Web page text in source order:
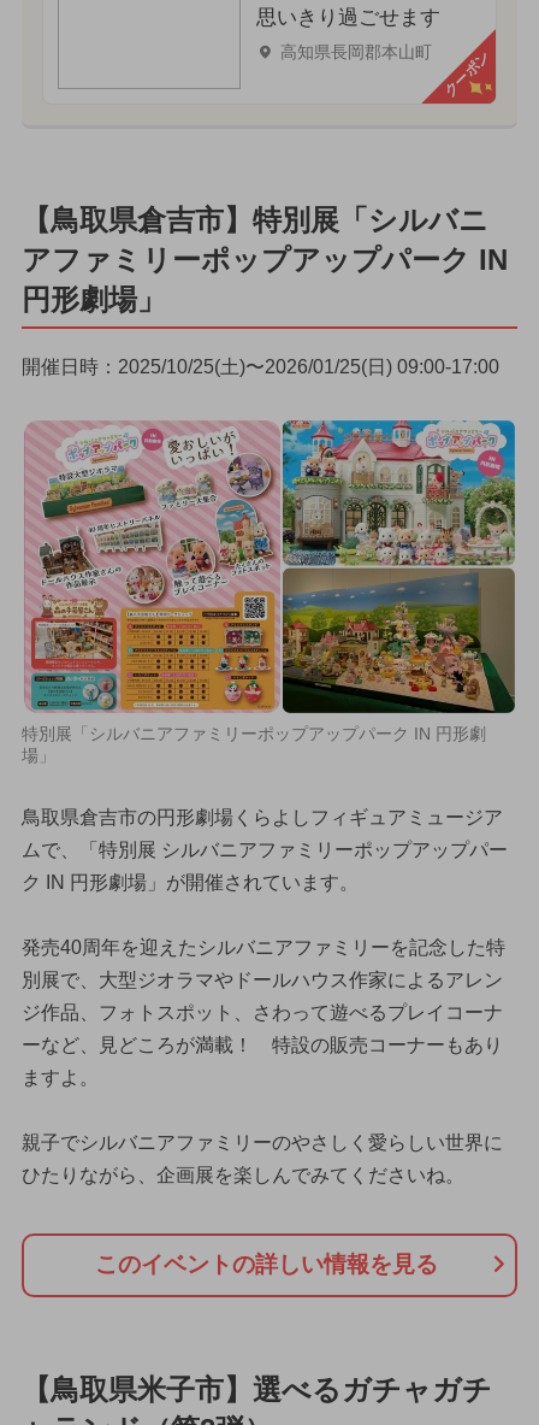
思いきり過ごせます
高知県長岡郡本山町 クーポン
【鳥取県倉吉市】特別展「シルバニ
アファミリーポップアップパーク IN
円形劇場」
開催日時：2025/10/25(土)〜2026/01/25(日) 09:00-17:00
特別展「シルバニアファミリーポップアップパーク IN 円形劇
場」
鳥取県倉吉市の円形劇場くらよしフィギュアミュージア
ムで、「特別展 シルバニアファミリーポップアップパー
ク IN 円形劇場」が開催されています。
発売40周年を迎えたシルバニアファミリーを記念した特
別展で、大型ジオラマやドールハウス作家によるアレン
ジ作品、フォトスポット、さわって遊べるプレイコーナ
ーなど、見どころが満載！ 特設の販売コーナーもあり
ますよ。
親子でシルバニアファミリーのやさしく愛らしい世界に
ひたりながら、企画展を楽しんでみてくださいね。
このイベントの詳しい情報を見る
【鳥取県米子市】選べるガチャガチ